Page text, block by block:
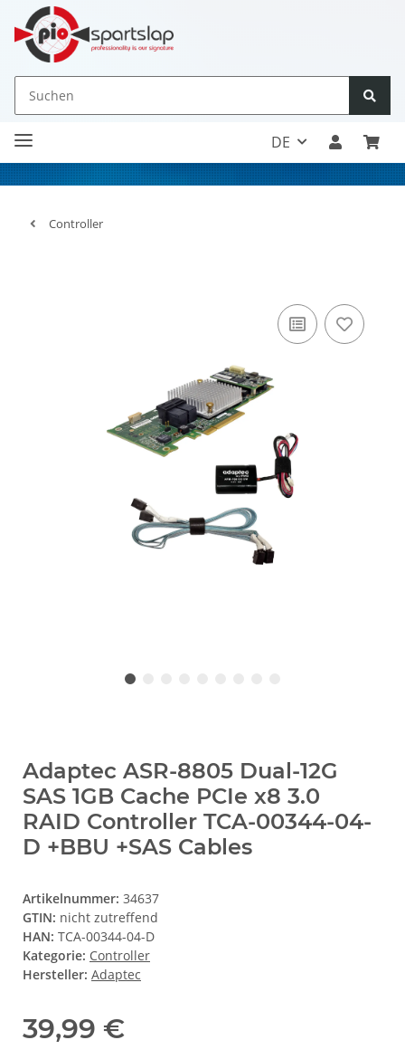
DE
Controller
Adaptec ASR-8805 Dual-12G
SAS 1GB Cache PCIe x8 3.0
RAID Controller TCA-00344-04-
D +BBU +SAS Cables
Artikelnummer: 34637
GTIN: nicht zutreffend
HAN: TCA-00344-04-D
Kategorie: Controller
Hersteller: Adaptec
39,99 €